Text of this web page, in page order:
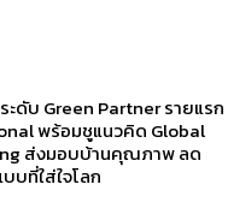
ดับ Green Partner รายแรก
พร้อมชูแนวคิด Global
ส่งมอบบ้านคุณภาพ ลด
ที่ใส่ใจโลก